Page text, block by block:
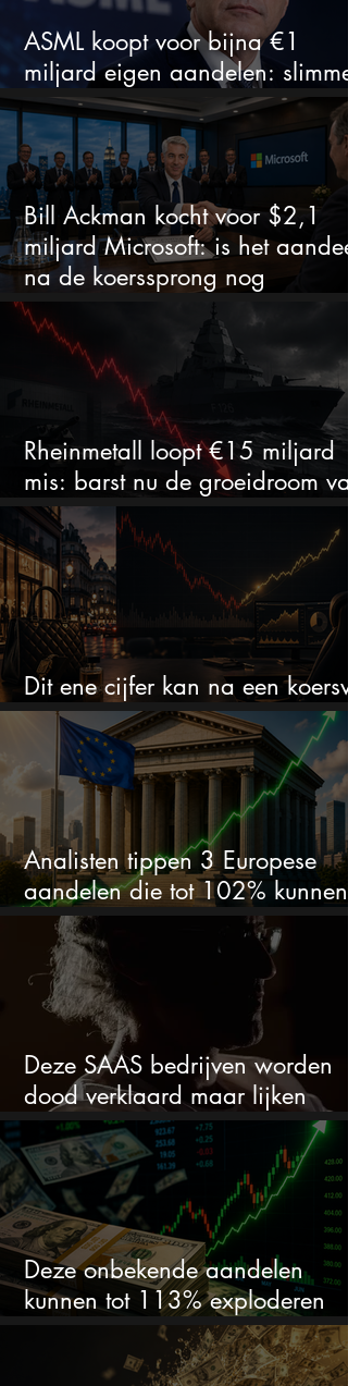
ASML koopt voor bijna €1
miljard eigen aandelen: slimme
zet of dure timing?
Bill Ackman kocht voor $2,1
miljard Microsoft: is het aandeel
na de koerssprong nog
aantrekkelijk?
Rheinmetall loopt €15 miljard
mis: barst nu de groeidroom van
het defensiebedrijf?
Dit ene cijfer kan na een
van 50% alles veranderen
Analisten tippen 3 Europese
aandelen die tot 102% kunnen
stijgen
Deze SAAS bedrijven worden
dood verklaard maar lijken
springlevend
Deze onbekende aandelen
kunnen tot 113% exploderen
(één springt eruit)